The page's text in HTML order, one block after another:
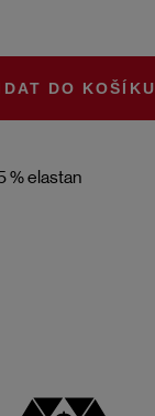
% elastan
DO KOŠÍKU